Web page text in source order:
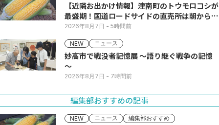
【近隣お出かけ情報】津南町のトウモロコシが
最盛期！国道ロードサイドの直売所は朝から長
い列
2026年8月7日 - 5時間前
NEW ニュース
妙高市で戦没者記憶展 ～語り継ぐ戦争の記憶
～
2026年8月7日 - 7時間前
編集部おすすめの記事
NEW ニュース 編集部おすすめ